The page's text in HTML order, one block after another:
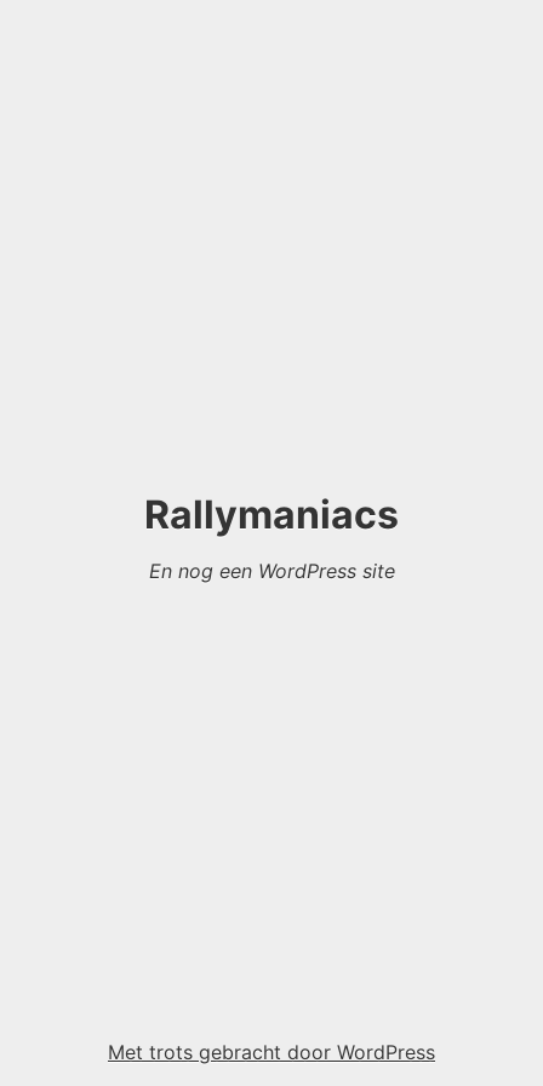
Rallymaniacs
En nog een WordPress site
Met trots gebracht door WordPress